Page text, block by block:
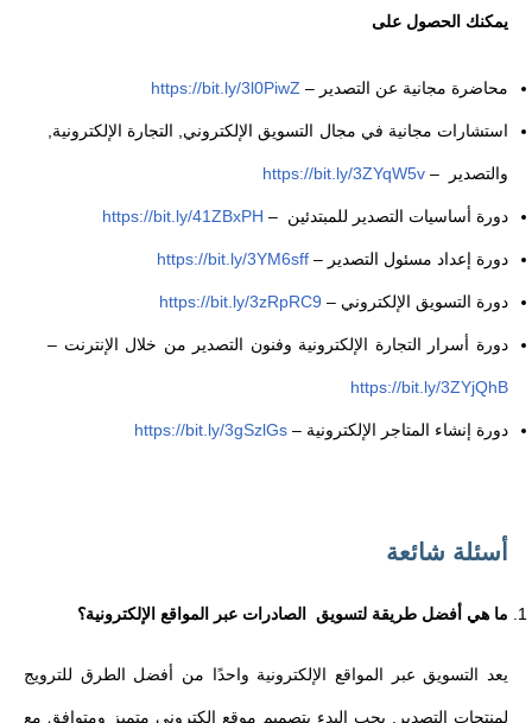
يمكنك الحصول على
محاضرة مجانية عن التصدير –
استشارات مجانية في مجال التسويق الإلكتروني, التجارة الإلكترونية,
والتصدير –
دورة أساسيات التصدير للمبتدئين –
دورة إعداد مسئول التصدير –
دورة التسويق الإلكتروني –
دورة أسرار التجارة الإلكترونية وفنون التصدير من خلال الإنترنت –
https://bit.ly/3ZYjQhB
دورة إنشاء المتاجر الإلكترونية –
أسئلة شائعة
ما هي أفضل طريقة لتسويق الصادرات عبر المواقع الإلكترونية؟
يعد التسويق عبر المواقع الإلكترونية واحدًا من أفضل الطرق للترويج
لمنتجات التصدير. يجب البدء بتصميم موقع إلكتروني متميز ومتوافق مع